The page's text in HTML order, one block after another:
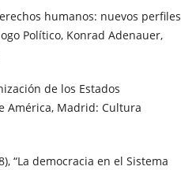
humanos: nuevos perfiles
Político, Konrad Adenauer,
de los Estados
América, Madrid: Cultura
“La democracia en el Sistema